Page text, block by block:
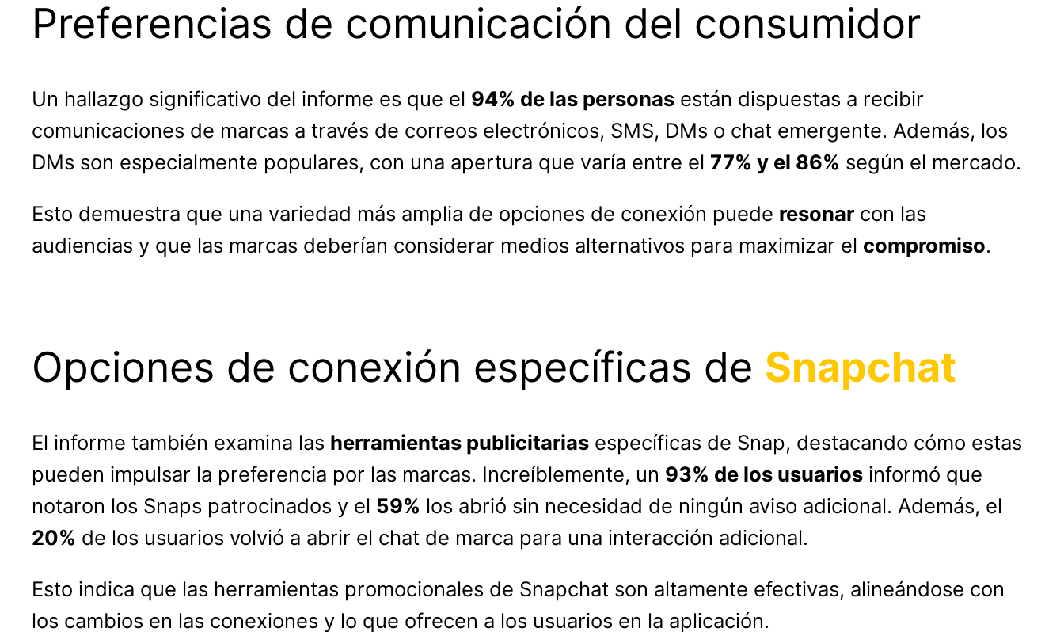
Preferencias de comunicación del consumidor
Un hallazgo significativo del informe es que el 94% de las personas están dispuestas a recibir
comunicaciones de marcas a través de correos electrónicos, SMS, DMs o chat emergente. Además, los
DMs son especialmente populares, con una apertura que varía entre el 77% y el 86% según el mercado.
Esto demuestra que una variedad más amplia de opciones de conexión puede resonar con las
audiencias y que las marcas deberían considerar medios alternativos para maximizar el compromiso.
Opciones de conexión específicas de Snapchat
El informe también examina las herramientas publicitarias específicas de Snap, destacando cómo estas
pueden impulsar la preferencia por las marcas. Increíblemente, un 93% de los usuarios informó que
notaron los Snaps patrocinados y el 59% los abrió sin necesidad de ningún aviso adicional. Además, el
20% de los usuarios volvió a abrir el chat de marca para una interacción adicional.
Esto indica que las herramientas promocionales de Snapchat son altamente efectivas, alineándose con
los cambios en las conexiones y lo que ofrecen a los usuarios en la aplicación.